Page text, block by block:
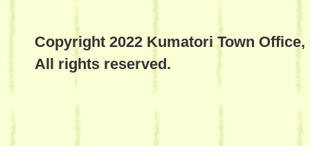
Copyright 2022 Kumatori Town Office,
All rights reserved.